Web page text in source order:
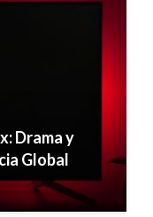
Drama y
Global